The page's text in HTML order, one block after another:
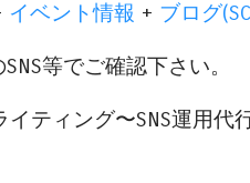
イベント情報 + ブログ
等でご確認下さい。
ティング〜SNS運用代